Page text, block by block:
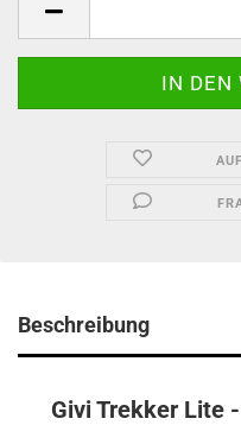
Beschreibung
Givi Trekker Lite